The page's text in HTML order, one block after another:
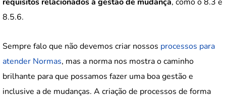
8.5.6.
Sempre falo que não devemos criar nossos processos para
atender Normas, mas a norma nos mostra o caminho
brilhante para que possamos fazer uma boa gestão e
inclusive a de mudanças. A criação de processos de forma